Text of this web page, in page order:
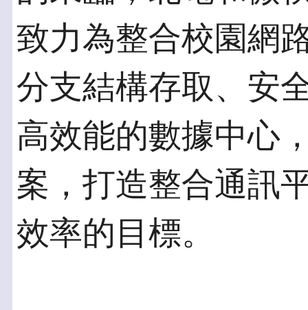
致力為整合校園網
分支結構存取、安
高效能的數據中心
案，打造整合通訊
效率的目標。